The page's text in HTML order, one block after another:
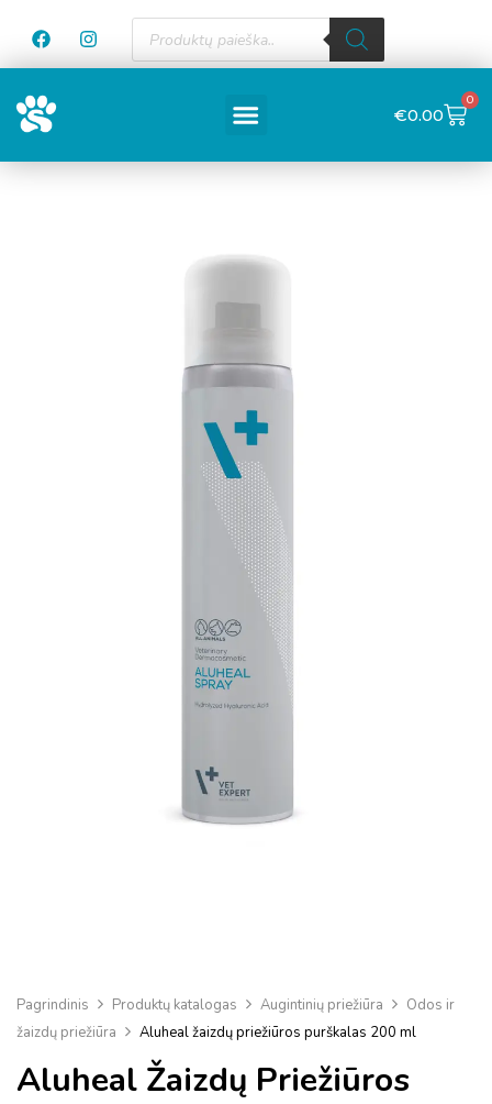
€0.00
0
Pagrindinis Produktų katalogas Augintinių priežiūra
Odos ir
žaizdų priežiūra
Aluheal žaizdų priežiūros purškalas 200 ml
Aluheal Žaizdų Priežiūros